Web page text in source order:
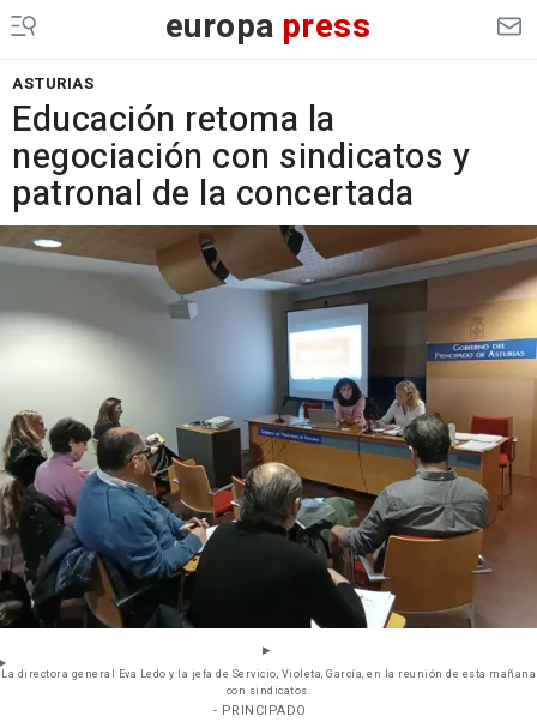
europa press
ASTURIAS
Educación retoma la
negociación con sindicatos y
patronal de la concertada
La directora general Eva Ledo y la jefa de Servicio, Violeta, García, en la reunión de esta mañana
con sindicatos.
- PRINCIPADO